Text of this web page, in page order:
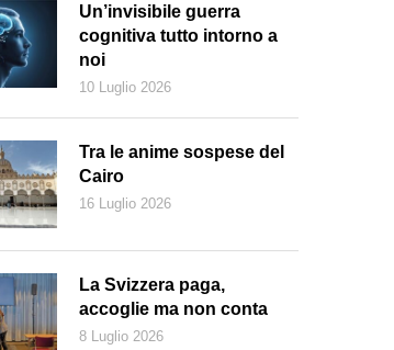
Un’invisibile guerra
cognitiva tutto intorno a
noi
10 Luglio 2026
Tra le anime sospese del
Cairo
16 Luglio 2026
La Svizzera paga,
accoglie ma non conta
8 Luglio 2026